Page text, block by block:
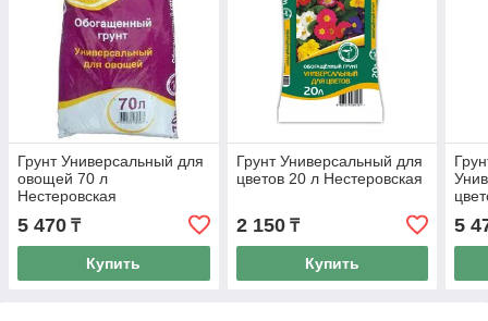
Грунт Универсальный для
овощей 70 л
Нестеровская
5 470 ₸
Купить
Грунт Универсальный для
цветов 20 л Нестеровская
2 150₸
Купить
5